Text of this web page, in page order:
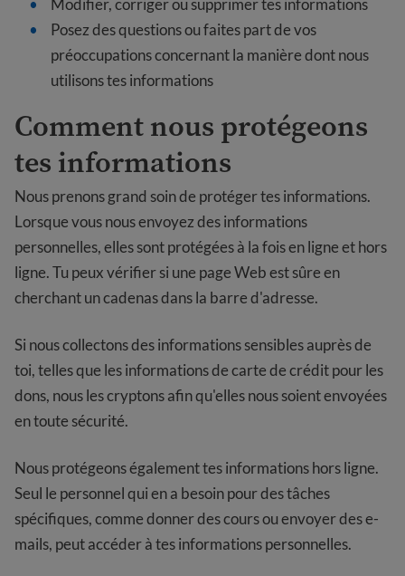
Modifier, corriger ou supprimer tes informations
Posez des questions ou faites part de vos
préoccupations concernant la manière dont nous
utilisons tes informations
Comment nous protégeons
tes informations
Nous prenons grand soin de protéger tes informations.
Lorsque vous nous envoyez des informations
personnelles, elles sont protégées à la fois en ligne et hors
ligne. Tu peux vérifier si une page Web est sûre en
cherchant un cadenas dans la barre d'adresse.
Si nous collectons des informations sensibles auprès de
toi, telles que les informations de carte de crédit pour les
dons, nous les cryptons afin qu'elles nous soient envoyées
en toute sécurité.
Nous protégeons également tes informations hors ligne.
Seul le personnel qui en a besoin pour des tâches
spécifiques, comme donner des cours ou envoyer des e-
mails, peut accéder à tes informations personnelles.